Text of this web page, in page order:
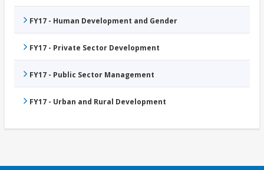
FY17 - Human Development and Gender
FY17 - Private Sector Development
FY17 - Public Sector Management
FY17 - Urban and Rural Development